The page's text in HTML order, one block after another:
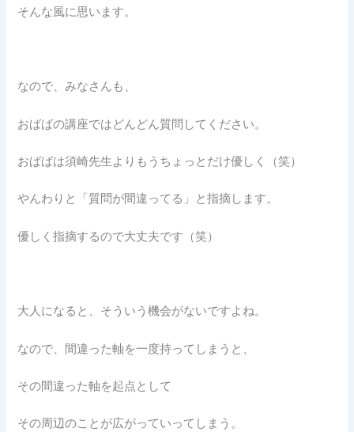
そんな風に思います。
なので、みなさんも、
おばばの講座ではどんどん質問してください。
おばばは須崎先生よりもうちょっとだけ優しく（笑）
やんわりと「質問が間違ってる」と指摘します。
優しく指摘するので大丈夫です（笑）
大人になると、そういう機会がないですよね。
なので、間違った軸を一度持ってしまうと、
その間違った軸を起点として
その周辺のことが広がっていってしまう。